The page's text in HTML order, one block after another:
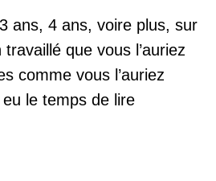
ans, 4 ans, voire plus, sur
que vous l’auriez
comme vous l’auriez
eu le temps de lire